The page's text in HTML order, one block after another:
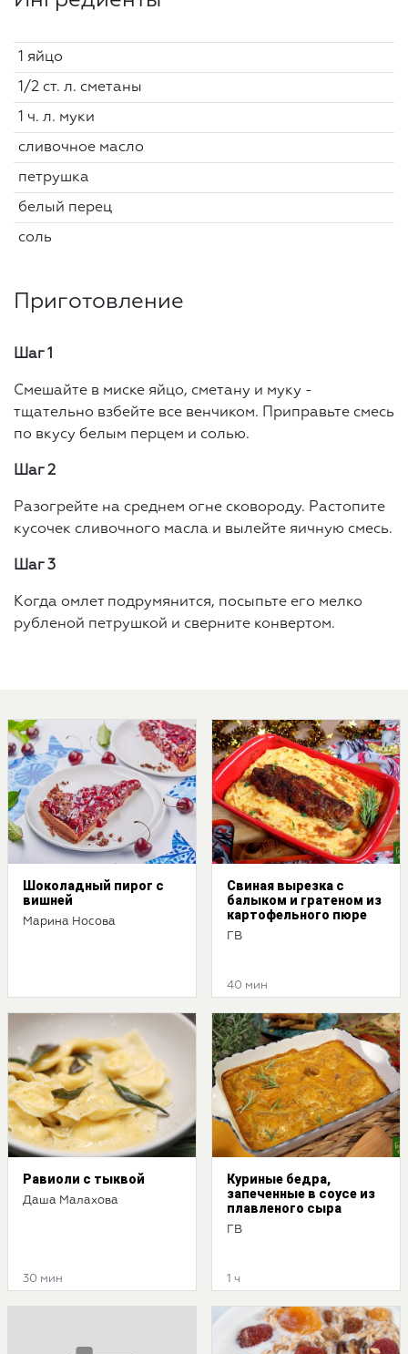
1 яйцо
1/2 ст. л. сметаны
1 ч. л. муки
сливочное масло
петрушка
белый перец
соль
Приготовление
Шаг 1
Смешайте в миске яйцо, сметану и муку -
тщательно взбейте все венчиком. Приправьте смесь
по вкусу белым перцем и солью.
Шаг 2
Разогрейте на среднем огне сковороду. Растопите
кусочек сливочного масла и вылейте яичную смесь.
Шаг 3
Когда омлет подрумянится, посыпьте его мелко
рубленой петрушкой и сверните конвертом.
Шоколадный пирог с
вишней
Марина Носова
Свиная вырезка с
балыком и гратеном из
картофельного пюре
ГВ
40 мин
Равиоли с тыквой
Даша Малахова
30 мин
Куриные бедра,
запеченные в соусе из
плавленого сыра
ГВ
1 ч